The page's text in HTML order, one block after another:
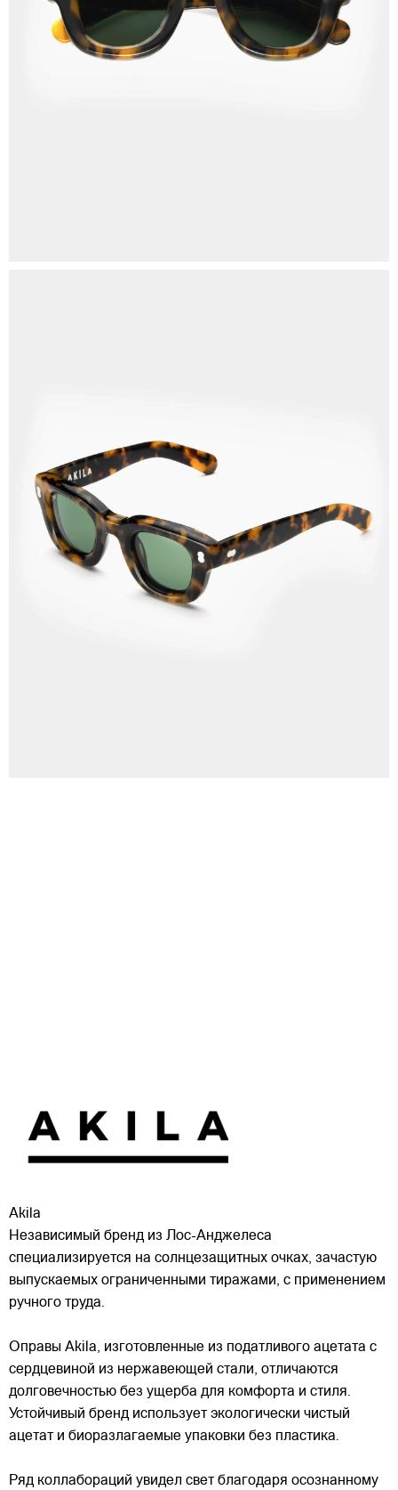
Akila
Независимый бренд из Лос-Анджелеса
специализируется на солнцезащитных очках, зачастую
выпускаемых ограниченными тиражами, с применением
ручного труда.
Оправы Akila, изготовленные из податливого ацетата с
сердцевиной из нержавеющей стали, отличаются
долговечностью без ущерба для комфорта и стиля.
Устойчивый бренд использует экологически чистый
ацетат и биоразлагаемые упаковки без пластика.
Ряд коллабораций увидел свет благодаря осознанному